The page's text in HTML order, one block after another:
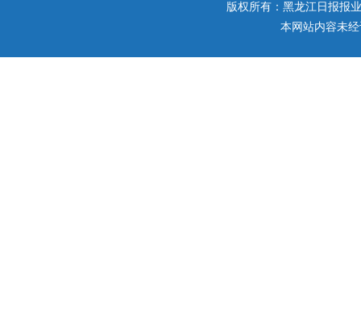
版权所有：黑龙江日报报
本网站内容未